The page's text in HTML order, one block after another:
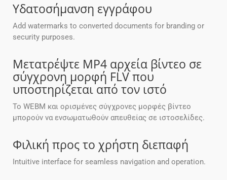
Υδατοσήμανση εγγράφου
Add watermarks to converted documents for branding or
security purposes.
Μετατρέψτε MP4 αρχεία βίντεο σε
σύγχρονη μορφή FLV που
υποστηρίζεται από τον ιστό
Το WEBM και ορισμένες σύγχρονες μορφές βίντεο
μπορούν να ενσωματωθούν απευθείας σε ιστοσελίδες.
Φιλική προς το χρήστη διεπαφή
Intuitive interface for seamless navigation and operation.